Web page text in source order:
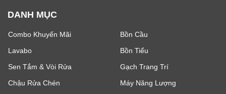
DANH MỤC
Combo Khuyến Mãi
Bồn Cầu
Lavabo
Bồn Tiểu
Sen Tắm & Vòi Rửa
Gạch Trang Trí
Chậu Rửa Chén
Máy Năng Lượng